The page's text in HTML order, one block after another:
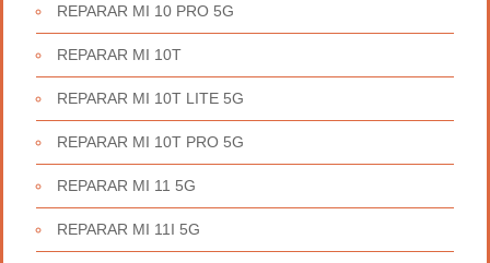
REPARAR MI 10 PRO 5G
REPARAR MI 10T
REPARAR MI 10T LITE 5G
REPARAR MI 10T PRO 5G
REPARAR MI 11 5G
REPARAR MI 11I 5G